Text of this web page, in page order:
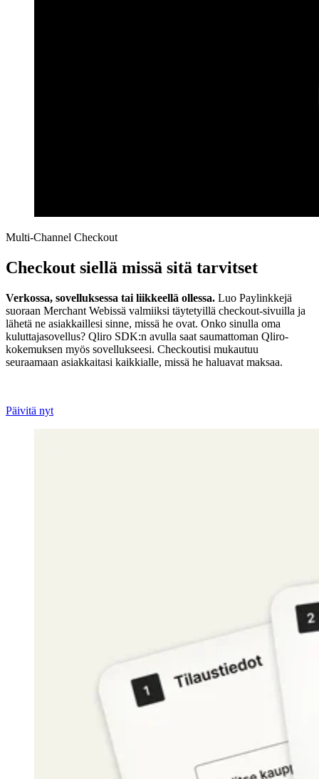
Multi-Channel Checkout
Checkout siellä missä sitä tarvitset
Verkossa, sovelluksessa tai liikkeellä ollessa. Luo Paylinkkejä
suoraan Merchant Webissä valmiiksi täytetyillä checkout-sivuilla ja
lähetä ne asiakkaillesi sinne, missä he ovat. Onko sinulla oma
kuluttajasovellus? Qliro SDK:n avulla saat saumattoman Qliro-
kokemuksen myös sovellukseesi. Checkoutisi mukautuu
seuraamaan asiakkaitasi kaikkialle, missä he haluavat maksaa.
Päivitä nyt